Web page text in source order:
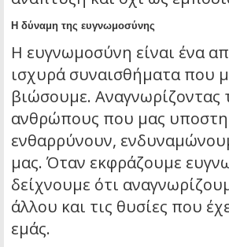
Η δύναμη της ευγνωμοσύνης
Η ευγνωμοσύνη είναι ένα
ισχυρά συναισθήματα που
βιώσουμε. Αναγνωρίζοντας
ανθρώπους που μας
ενθαρρύνουν,
μας. Όταν εκφράζουμε
δείχνουμε ότι
άλλου και τις θυσίες που
εμάς.